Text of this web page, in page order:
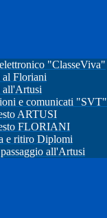
"ClasseViva"
Floriani
all'Artusi
e comunicati "SVT"
ARTUSI
FLORIANI
e ritiro Diplomi
all'Artusi